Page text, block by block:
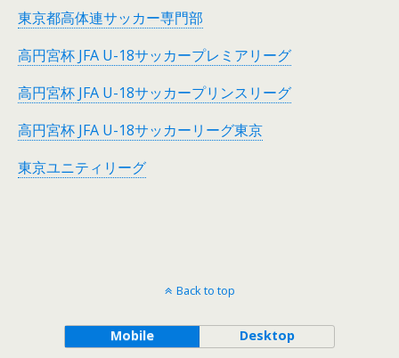
東京都高体連サッカー専門部
高円宮杯 JFA U-18サッカープレミアリーグ
高円宮杯 JFA U-18サッカープリンスリーグ
高円宮杯 JFA U-18サッカーリーグ東京
東京ユニティリーグ
Back to top
Mobile Desktop